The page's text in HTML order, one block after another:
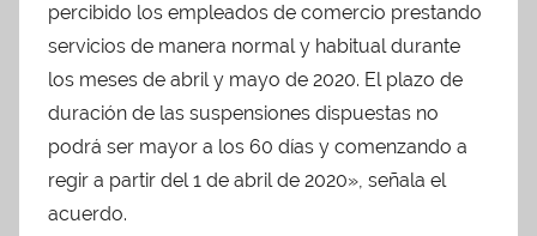
percibido los empleados de comercio prestando
servicios de manera normal y habitual durante
los meses de abril y mayo de 2020. El plazo de
duración de las suspensiones dispuestas no
podrá ser mayor a los 60 días y comenzando a
regir a partir del 1 de abril de 2020», señala el
acuerdo.